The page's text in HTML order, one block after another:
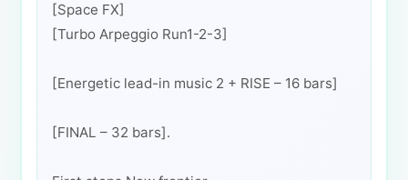
[Space FX]
[Turbo Arpeggio Run1-2-3]
[Energetic lead-in music 2 + RISE – 16 bars]
[FINAL – 32 bars].